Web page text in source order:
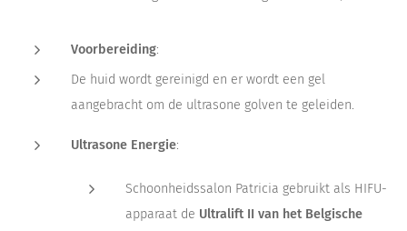
Voorbereiding:
De huid wordt gereinigd en er wordt een gel
aangebracht om de ultrasone golven te geleiden.
Ultrasone Energie:
Schoonheidssalon Patricia gebruikt als HIFU-
apparaat de Ultralift II van het Belgische